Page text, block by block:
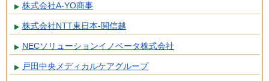
株式会社A-YO商事
株式会社NTT東日本-関信越
NECソリューションイノベータ株式会社
戸田中央メディカルケアグループ